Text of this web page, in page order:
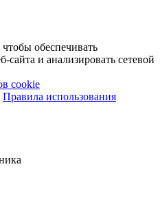
обеспечивать
и анализировать сетевой
cookie
Правила использования